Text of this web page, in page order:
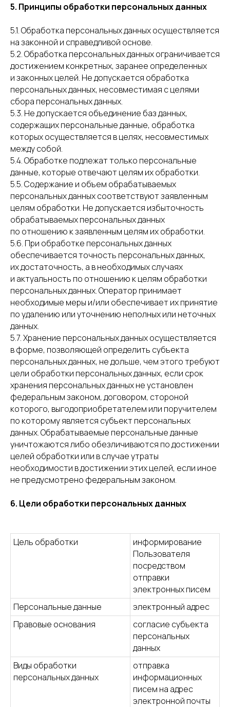
5. Принципы обработки персональных данных
5.1. Обработка персональных данных осуществляется
на законной и справедливой основе.
5.2. Обработка персональных данных ограничивается
достижением конкретных, заранее определенных
и законных целей. Не допускается обработка
персональных данных, несовместимая с целями
сбора персональных данных.
5.3. Не допускается объединение баз данных,
содержащих персональные данные, обработка
которых осуществляется в целях, несовместимых
между собой.
5.4. Обработке подлежат только персональные
данные, которые отвечают целям их обработки.
5.5. Содержание и объем обрабатываемых
персональных данных соответствуют заявленным
целям обработки. Не допускается избыточность
обрабатываемых персональных данных
по отношению к заявленным целям их обработки.
5.6. При обработке персональных данных
обеспечивается точность персональных данных,
их достаточность, а в необходимых случаях
и актуальность по отношению к целям обработки
персональных данных. Оператор принимает
необходимые меры и/или обеспечивает их принятие
по удалению или уточнению неполных или неточных
данных.
5.7. Хранение персональных данных осуществляется
в форме, позволяющей определить субъекта
персональных данных, не дольше, чем этого требуют
цели обработки персональных данных, если срок
хранения персональных данных не установлен
федеральным законом, договором, стороной
которого, выгодоприобретателем или поручителем
по которому является субъект персональных
данных. Обрабатываемые персональные данные
уничтожаются либо обезличиваются по достижении
целей обработки или в случае утраты
необходимости в достижении этих целей, если иное
не предусмотрено федеральным законом.
6. Цели обработки персональных данных
Цель обработки
информирование
Пользователя
посредством
отправки
электронных писем
Персональные данные
электронный адрес
Правовые основания
согласие субъекта
персональных
данных
Виды обработки
персональных данных
отправка
информационных
писем на адрес
электронной почты